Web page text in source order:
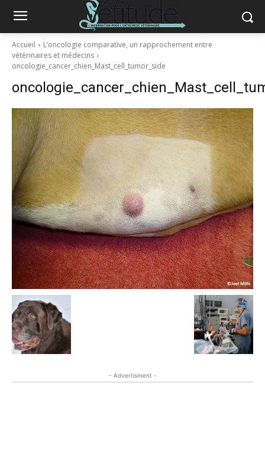
Accueil
L’oncologie comparative, un rapprochement entre
vétérinaires et médecins
oncologie_cancer_chien_Mast_cell_tumor_side
- Advertisment -